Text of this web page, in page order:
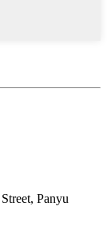
Panyu